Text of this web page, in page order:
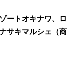
ートオキナワ、ロ
サキマルシェ（商